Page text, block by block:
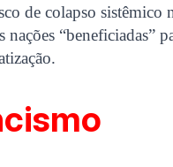
de colapso sistêmico
“beneficiadas”